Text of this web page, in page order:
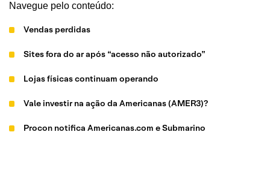
Navegue pelo conteúdo:
Vendas perdidas
Sites fora do ar após “acesso não autorizado”
Lojas físicas continuam operando
Vale investir na ação da Americanas (AMER3)?
Procon notifica Americanas.com e Submarino